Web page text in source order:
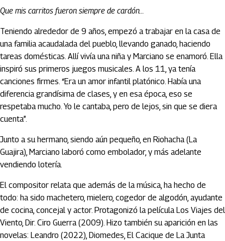
Que mis carritos fueron siempre de cardón…
Teniendo alrededor de 9 años, empezó a trabajar en la casa de
una familia acaudalada del pueblo, llevando ganado, haciendo
tareas domésticas. Allí vivía una niña y Marciano se enamoró. Ella
inspiró sus primeros juegos musicales. A los 11, ya tenía
canciones firmes. “Era un amor infantil platónico. Había una
diferencia grandísima de clases, y en esa época, eso se
respetaba mucho. Yo le cantaba, pero de lejos, sin que se diera
cuenta”.
Junto a su hermano, siendo aún pequeño, en Riohacha (La
Guajira), Marciano laboró como embolador, y más adelante
vendiendo lotería.
El compositor relata que además de la música, ha hecho de
todo: ha sido machetero, mielero, cogedor de algodón, ayudante
de cocina, concejal y actor. Protagonizó la película Los Viajes del
Viento, Dir. Ciro Guerra (2009). Hizo también su aparición en las
novelas: Leandro (2022), Diomedes, El Cacique de La Junta